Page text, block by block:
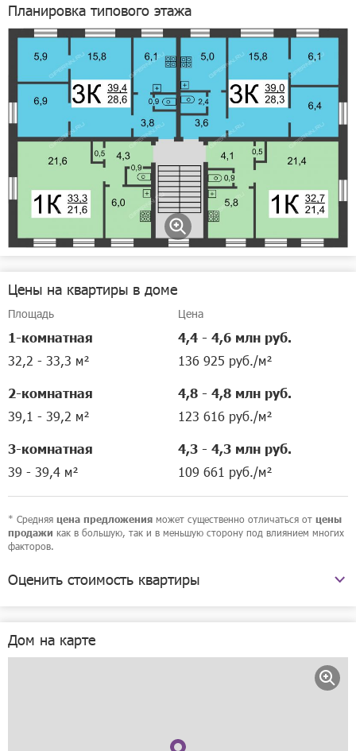
Планировка типового этажа
Цены на квартиры в доме
Площадь Цена
1-комнатная
32,2 - 33,3 м²
4,4 - 4,6 млн руб.
136 925 руб./м²
2-комнатная
39,1 - 39,2 м²
4,8 - 4,8 млн руб.
123 616 руб./м²
3-комнатная
39 - 39,4 м²
4,3 - 4,3 млн руб.
109 661 руб./м²
* Средняя цена предложения может существенно отличаться от цены
продажи как в большую, так и в меньшую сторону под влиянием многих
факторов.
Оценить стоимость квартиры
Дом на карте